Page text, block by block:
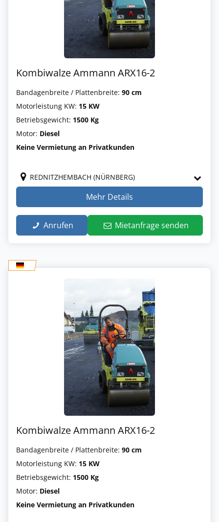
Kombiwalze Ammann ARX16-2
Bandagenbreite / Plattenbreite: 90 cm
Motorleistung KW: 15 KW
Betriebsgewicht: 1500 Kg
Motor: Diesel
Keine Vermietung an Privatkunden
REDNITZHEMBACH (NÜRNBERG)
Mehr Details
Anrufen Mietanfrage senden
Kombiwalze Ammann ARX16-2
Bandagenbreite / Plattenbreite: 90 cm
Motorleistung KW: 15 KW
Betriebsgewicht: 1500 Kg
Motor: Diesel
Keine Vermietung an Privatkunden